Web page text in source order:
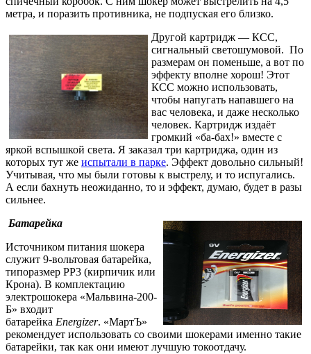
метра, и поразить противника, не подпуская его близко.
Другой картридж — КСС,
сигнальный светошумовой. По
размерам он поменьше, а вот по
эффекту вполне хорош! Этот
КСС можно использовать,
чтобы напугать напавшего на
вас человека, и даже несколько
человек. Картридж издаёт
громкий «ба-бах!» вместе с
яркой вспышкой света. Я заказал три картриджа, один из
которых тут же испытали в парке. Эффект довольно сильный!
Учитывая, что мы были готовы к выстрелу, и то испугались.
А если бахнуть неожиданно, то и эффект, думаю, будет в разы
сильнее.
Батарейка
Источником питания шокера
служит 9-вольтовая батарейка,
типоразмер PP3 (кирпичик или
Крона). В комплектацию
электрошокера «Мальвина-200-
Б» входит
батарейка Energizer. «МартЪ»
рекомендует использовать со своими шокерами именно такие
батарейки, так как они имеют лучшую токоотдачу.